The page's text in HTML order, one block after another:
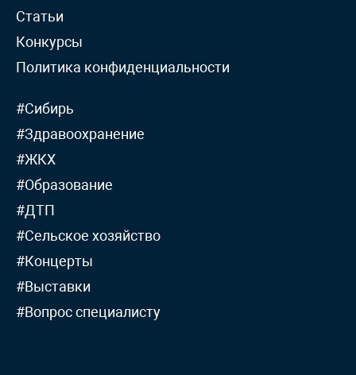
Статьи
Конкурсы
Политика конфиденциальности
#Сибирь
#Здравоохранение
#ЖКХ
#Образование
#ДТП
#Сельское хозяйство
#Концерты
#Выставки
#Вопрос специалисту